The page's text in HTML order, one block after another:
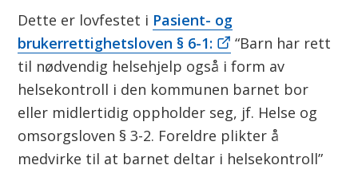
v
d
n
a
Dette er lovfestet i Pasient- og
brukerrettighetsloven § 6-1:
“Barn har rett
til nødvendig helsehjelp også i form av
helsekontroll i den kommunen barnet bor
eller midlertidig oppholder seg, jf. Helse og
omsorgsloven § 3-2. Foreldre plikter å
medvirke til at barnet deltar i helsekontroll”